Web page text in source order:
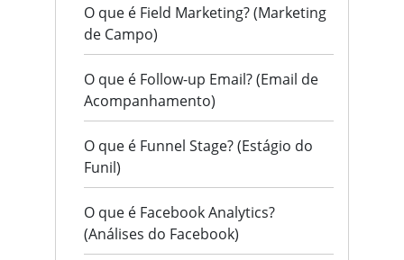
O que é Field Marketing? (Marketing
de Campo)
O que é Follow-up Email? (Email de
Acompanhamento)
O que é Funnel Stage? (Estágio do
Funil)
O que é Facebook Analytics?
(Análises do Facebook)